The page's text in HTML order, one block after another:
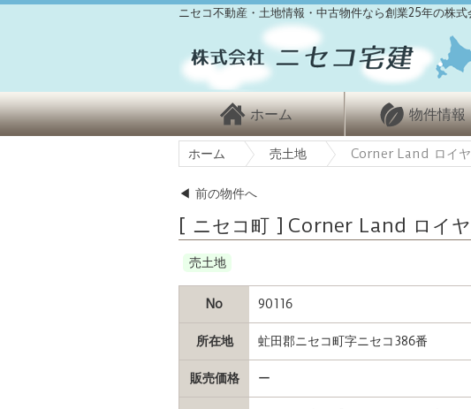
ニセコ不動産・土地情報・中古物件なら創業25年の株
ホーム 物件情報
ホーム 売土地 Corner Land ロイ
◀ 前の物件へ
[ ニセコ町 ] Corner Land ロイ
売土地
No 90116
所在地 虻田郡ニセコ町字ニセコ386番
販売価格 ー